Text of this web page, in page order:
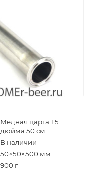
Медная царга 1.5
дюйма 50 см
В наличии
50×50×500 мм
900 г